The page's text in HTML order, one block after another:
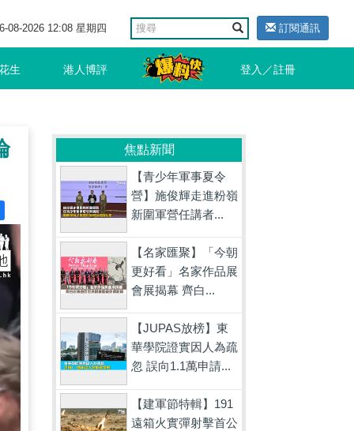
08-2026 12:08 星期四 訂閱通訊
生 港人博評 登入／註冊
焦點新聞
【青少年軍事夏令
營】施俊輝走進粉嶺
新圍軍營任講者...
【名家匯聚】「今朝
更好看」名家作品展
會展揭幕 齊白...
【JUPAS放榜】東
華學院證實因人為疏
忽 誤向1.1萬申請...
【建軍節特輯】191
遠箱火實彈射擊首公